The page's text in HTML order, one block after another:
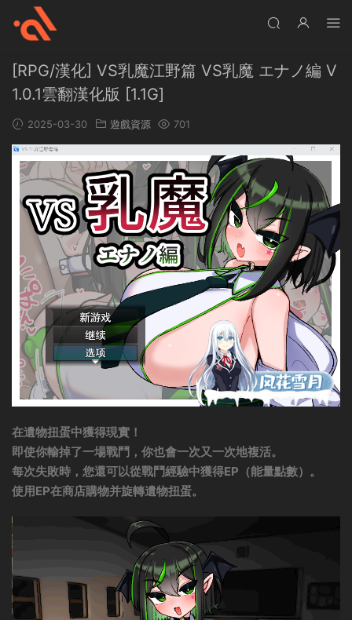
[RPG/漢化] VS乳魔江野篇 VS乳魔 エナノ編 V
1.0.1雲翻漢化版 [1.1G]
2025-03-30 遊戲資源 701
在遺物扭蛋中獲得現實！
即使你輸掉了一場戰鬥，你也會一次又一次地複活。
每次失敗時，您還可以從戰鬥經驗中獲得EP（能量點數）。
使用EP在商店購物并旋轉遺物扭蛋。